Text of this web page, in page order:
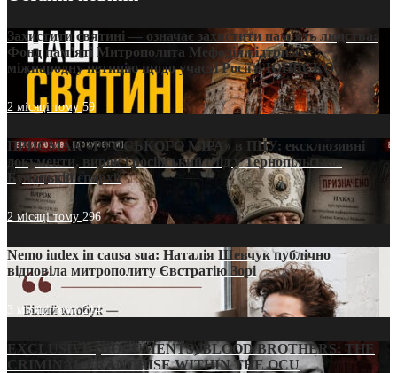
Захистити святині — означає захистити пам’ять людства:
Фонд пам’яті Митрополита Мефодія підтримує
міжнародну петицію щодо участі Росії в ЮНЕСКО
2 місяці тому59
ПРИСМАК «РУССЬКОГО МІРА» в ПЦУ: ексклюзивні
документи, вирок і російський слід у Тернопільсько-
Бучацькій єпархії
2 місяці тому 296
Nemo iudex in causa sua: Наталія Шевчук публічно
відповіла митрополиту Євстратію Зорі
3 місяці тому214
EXCLUSIVE (DOCUMENTS)/BLOOD BROTHERS: THE
CRIMINAL FRANCHISE WITHIN THE OCU